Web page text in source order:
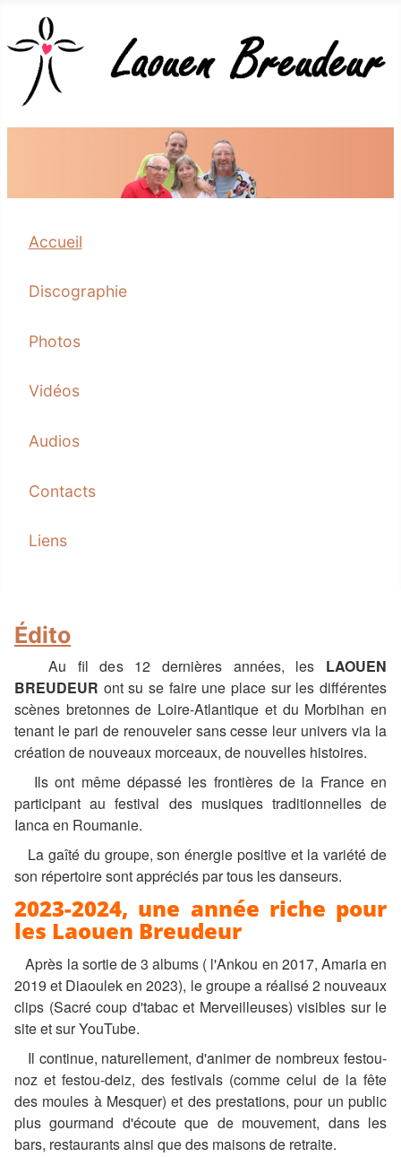
Accueil
Discographie
Photos
Vidéos
Audios
Contacts
Liens
Édito
Au fil des 12 dernières années, les LAOUEN
BREUDEUR ont su se faire une place sur les différentes
scènes bretonnes de Loire-Atlantique et du Morbihan en
tenant le pari de renouveler sans cesse leur univers via la
création de nouveaux morceaux, de nouvelles histoires.
Ils ont même dépassé les frontières de la France en
participant au festival des musiques traditionnelles de
Ianca en Roumanie.
La gaîté du groupe, son énergie positive et la variété de
son répertoire sont appréciés par tous les danseurs.
2023-2024, une année riche pour
les Laouen Breudeur
Après la sortie de 3 albums ( l'Ankou en 2017, Amaria en
2019 et Diaoulek en 2023), le groupe a réalisé 2 nouveaux
clips (Sacré coup d'tabac et Merveilleuses) visibles sur le
site et sur YouTube.
Il continue, naturellement, d'animer de nombreux festou-
noz et festou-deiz, des festivals (comme celui de la fête
des moules à Mesquer) et des prestations, pour un public
plus gourmand d'écoute que de mouvement, dans les
bars, restaurants ainsi que des maisons de retraite.